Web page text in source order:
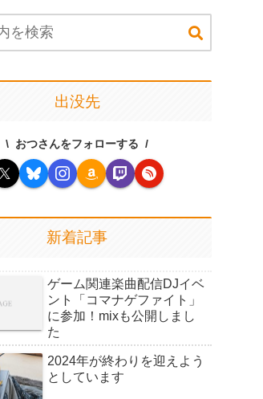
出没先
おつさんをフォローする
新着記事
ゲーム関連楽曲配信DJイベ
ント「コマナゲファイト」
に参加！mixも公開しまし
た
2024年が終わりを迎えよう
としています